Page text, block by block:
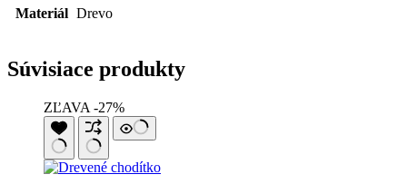
Materiál Drevo
Súvisiace produkty
ZĽAVA -27%